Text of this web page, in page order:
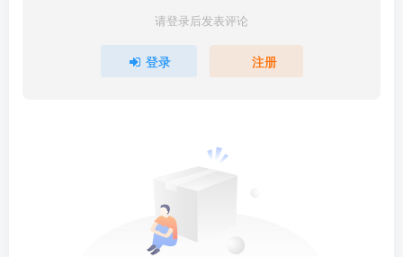
请登录后发表评论
登录 注册